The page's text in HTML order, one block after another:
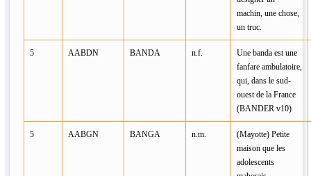
machin, une chose,
un truc.
5 AABDN BANDA n.f.
Une banda est une
fanfare ambulatoire,
qui, dans le sud-
ouest de la France
(BANDER v10)
5 AABGN BANGA n.m.
(Mayotte) Petite
maison que les
adolescents